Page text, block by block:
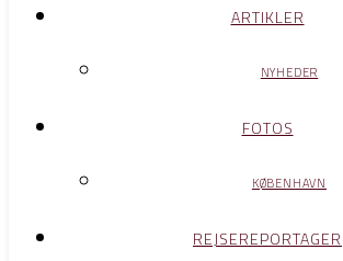
ARTIKLER
NYHEDER
FOTOS
KØBENHAVN
REJSEREPORTAGER